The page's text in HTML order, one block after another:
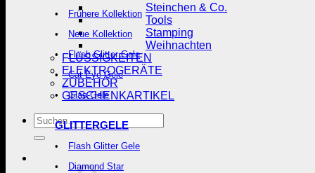
Steinchen & Co.
Tools
Stamping
Weihnachten
FLÜSSIGKEITEN
ELEKTROGERÄTE
ZUBEHÖR
GESCHENKARTIKEL
Suchen
nach:
Frühere Kollektion
Neue Kollektion
Flash Glitter Gele
Cat Eye Gele
Glas-Gele
GLITTERGELE
Flash Glitter Gele
Diamond Star